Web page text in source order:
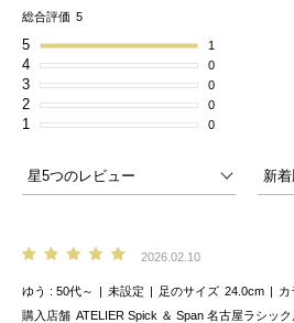
総合評価 5
5 1
4 0
3 0
2 0
1 0
2026.02.10
ゆう 50代～ 未設定 足のサイズ 24.0cm カ
購入店舗 ATELIER Spick ＆ Span 名古屋ラシック